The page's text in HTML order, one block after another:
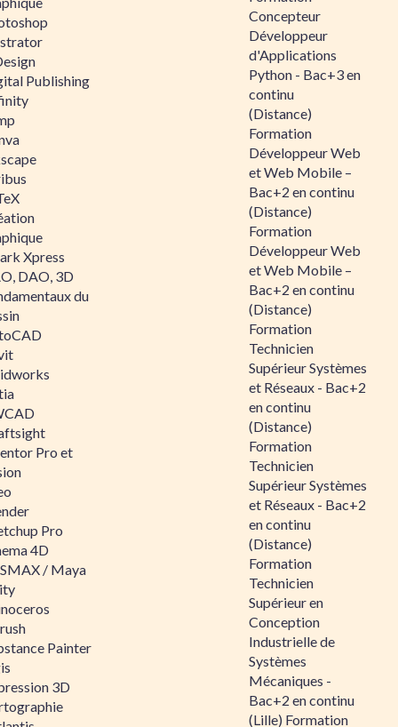
Publishing
Xpress
DAO, 3D
du
Pro et
Pro
4D
/ Maya
Painter
3D
Concepteur
Développeur
d'Applications
Python - Bac+3 en
continu
(Distance)
Formation
Développeur Web
et Web Mobile –
Bac+2 en continu
(Distance)
Formation
Développeur Web
et Web Mobile –
Bac+2 en continu
(Distance)
Formation
Technicien
Supérieur Systèmes
et Réseaux - Bac+2
en continu
(Distance)
Formation
Technicien
Supérieur Systèmes
et Réseaux - Bac+2
en continu
(Distance)
Formation
Technicien
Supérieur en
Conception
Industrielle de
Systèmes
Mécaniques -
Bac+2 en continu
(Lille) Formation